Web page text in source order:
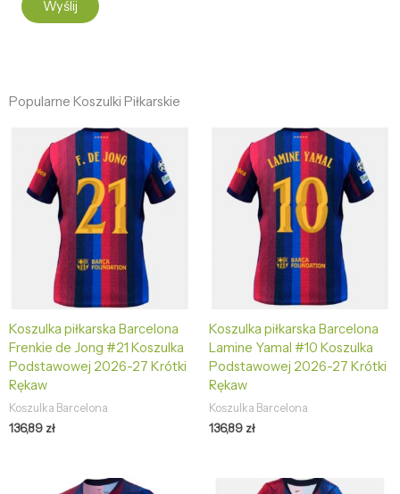
Wyślij
Popularne Koszulki Piłkarskie
Koszulka piłkarska Barcelona
Frenkie de Jong #21 Koszulka
Podstawowej 2026-27 Krótki
Rękaw
Koszulka Barcelona
136,89 zł
Koszulka piłkarska Barcelona
Lamine Yamal #10 Koszulka
Podstawowej 2026-27 Krótki
Rękaw
Koszulka Barcelona
136,89 zł